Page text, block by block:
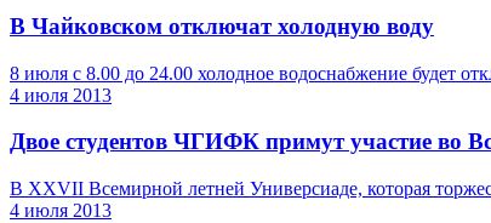
В Чайковском отключат холодную воду
8 июля с 8.00 до 24.00 холодное водоснабжение будет
4 июля 2013
Двое студентов ЧГИФК примут участие во
В XXVII Всемирной летней Универсиаде, которая
4 июля 2013